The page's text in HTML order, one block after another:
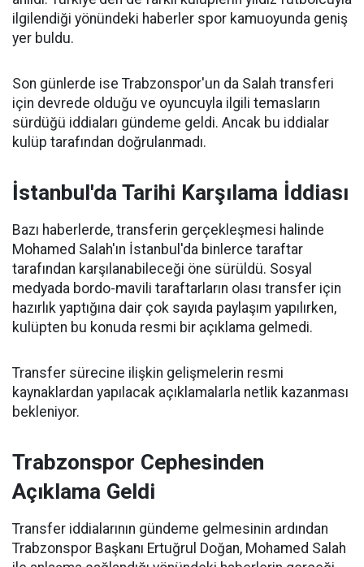
ilgilendiği yönündeki haberler spor kamuoyunda geniş
yer buldu.
Son günlerde ise Trabzonspor'un da Salah transferi
için devrede olduğu ve oyuncuyla ilgili temasların
sürdüğü iddiaları gündeme geldi. Ancak bu iddialar
kulüp tarafından doğrulanmadı.
İstanbul'da Tarihi Karşılama İddiası
Bazı haberlerde, transferin gerçekleşmesi halinde
Mohamed Salah'ın İstanbul'da binlerce taraftar
tarafından karşılanabileceği öne sürüldü. Sosyal
medyada bordo-mavili taraftarların olası transfer için
hazırlık yaptığına dair çok sayıda paylaşım yapılırken,
kulüpten bu konuda resmi bir açıklama gelmedi.
Transfer sürecine ilişkin gelişmelerin resmi
kaynaklardan yapılacak açıklamalarla netlik kazanması
bekleniyor.
Trabzonspor Cephesinden
Açıklama Geldi
Transfer iddialarının gündeme gelmesinin ardından
Trabzonspor Başkanı Ertuğrul Doğan, Mohamed Salah